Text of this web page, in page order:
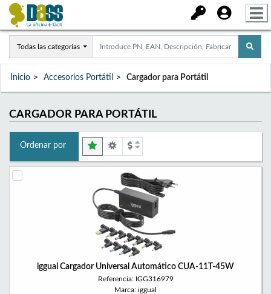
Todas las categorías
Inicio Accesorios Portátil Cargador para Portátil
CARGADOR PARA PORTÁTIL
Ordenar por
iggual Cargador Universal Automático CUA-11T-45W
Referencia: IGG316979
Marca: iggual